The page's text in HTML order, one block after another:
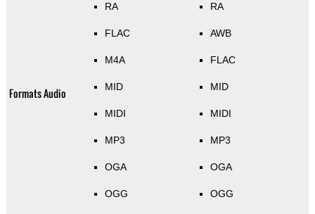
Formats Audio
RA
FLAC
M4A
MID
MIDI
MP3
OGA
OGG
RA
AWB
FLAC
MID
MIDI
MP3
OGA
OGG